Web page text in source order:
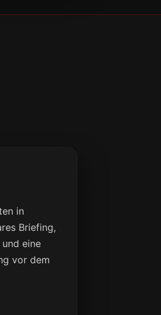
in
Briefing,
eine
vor dem